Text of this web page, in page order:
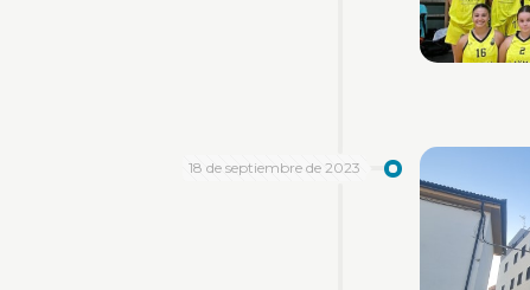
18 de septiembre de 2023